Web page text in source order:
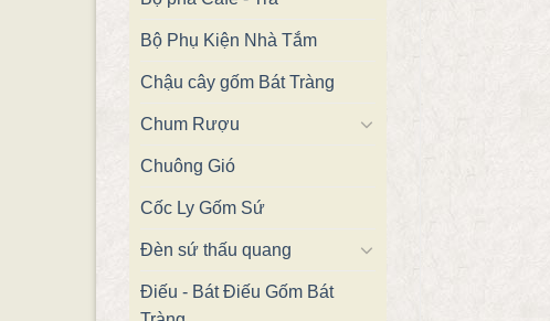
Bộ Phụ Kiện Nhà Tắm
Chậu cây gốm Bát Tràng
Chum Rượu
Chuông Gió
Cốc Ly Gốm Sứ
Đèn sứ thấu quang
Điếu - Bát Điếu Gốm Bát